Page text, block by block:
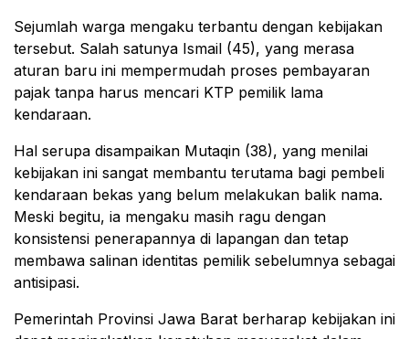
Sejumlah warga mengaku terbantu dengan kebijakan
tersebut. Salah satunya Ismail (45), yang merasa
aturan baru ini mempermudah proses pembayaran
pajak tanpa harus mencari KTP pemilik lama
kendaraan.
Hal serupa disampaikan Mutaqin (38), yang menilai
kebijakan ini sangat membantu terutama bagi pembeli
kendaraan bekas yang belum melakukan balik nama.
Meski begitu, ia mengaku masih ragu dengan
konsistensi penerapannya di lapangan dan tetap
membawa salinan identitas pemilik sebelumnya sebagai
antisipasi.
Pemerintah Provinsi Jawa Barat berharap kebijakan ini